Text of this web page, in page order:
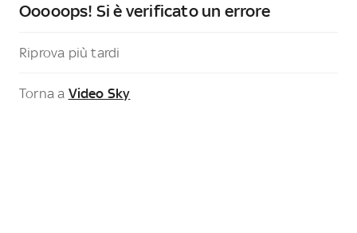
Ooooops! Si è verificato un errore
Riprova più tardi
Torna a Video Sky